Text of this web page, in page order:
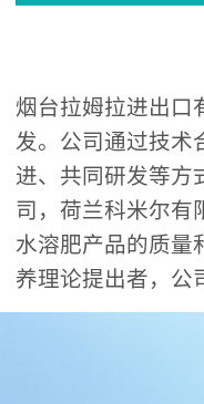
分中心”的科研开发系
烟台拉姆拉进出口
发。公司通过技术
进、共同研发等方
司，荷兰科米尔有
水溶肥产品的质量
养理论提出者，公